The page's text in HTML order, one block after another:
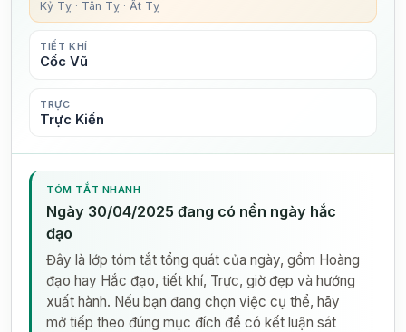
Kỷ Tỵ · Tân Tỵ · Ất Tỵ
TIẾT KHÍ
Cốc Vũ
TRỰC
Trực Kiến
TÓM TẮT NHANH
Ngày 30/04/2025 đang có nền ngày hắc
đạo
Đây là lớp tóm tắt tổng quát của ngày, gồm Hoàng
đạo hay Hắc đạo, tiết khí, Trực, giờ đẹp và hướng
xuất hành. Nếu bạn đang chọn việc cụ thể, hãy
mở tiếp theo đúng mục đích để có kết luận sát